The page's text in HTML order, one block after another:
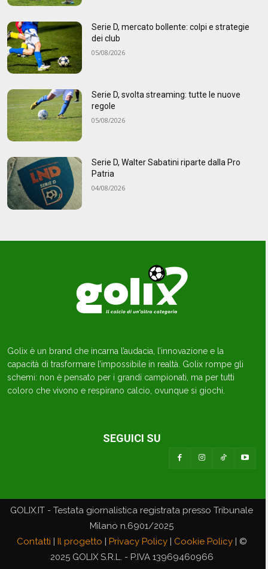
Serie D, mercato bollente: colpi e strategie
dei club
05/08/2026
Serie D, svolta streaming: tutte le nuove
regole
05/08/2026
Serie D, Walter Sabatini riparte dalla Pro
Patria
04/08/2026
Golix è un brand che incarna l’audacia, l’innovazione e la
capacità di trasformare l’impossibile in realtà. Golix rompe gli
schemi: non è pensato per i grandi campionati, ma per tutti
coloro che vivono e respirano calcio, ovunque si giochi.
SEGUICI SU
GOLIX.IT - Testata giornalistica registrata presso Tribunale
Milano n.6901/2025
Contatti | Il progetto | Privacy Policy| Cookie Policy| ©
2025 GOLIX S.R.L. - P.IVA 13969460966